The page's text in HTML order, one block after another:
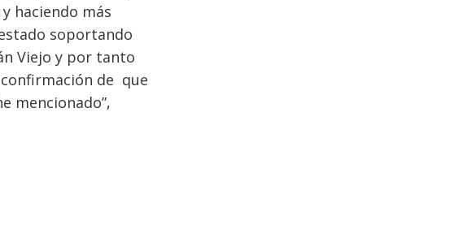
haciendo más
soportando
Viejo y por tanto
de que
mencionado”,